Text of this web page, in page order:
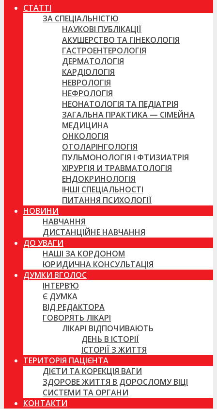
СТАТТІ
ЗА СПЕЦІАЛЬНІСТЮ
НАУКОВІ ПУБЛІКАЦІЇ
АКУШЕРСТВО ТА ГІНЕКОЛОГІЯ
ГАСТРОЕНТЕРОЛОГІЯ
ДЕРМАТОЛОГІЯ
КАРДІОЛОГІЯ
НЕВРОЛОГІЯ
НЕФРОЛОГІЯ
НЕОНАТОЛОГІЯ ТА ПЕДІАТРІЯ
ЗАГАЛЬНА ПРАКТИКА — СІМЕЙНА
МЕДИЦИНА
ОНКОЛОГІЯ
ОТОЛАРІНГОЛОГІЯ
ПУЛЬМОНОЛОГІЯ І ФТИЗИАТРІЯ
ХІРУРГІЯ И ТРАВМАТОЛОГІЯ
ЕНДОКРИНОЛОГІЯ
ІНШІ СПЕЦІАЛЬНОСТІ
ПИТАННЯ ПСИХОЛОГІЇ
НОВИНИ
НАВЧАННЯ
ДИСТАНЦІЙНЕ НАВЧАННЯ
ДО УВАГИ
НАШІ ЗА КОРДОНОМ
ЮРИДИЧНА КОНСУЛЬТАЦІЯ
ДУМКИ ВГОЛОС
ІНТЕРВ’Ю
Є ДУМКА
ВІД РЕДАКТОРА
ГОВОРЯТЬ ЛІКАРІ
ЛІКАРІ ВІДПОЧИВАЮТЬ
ДЕНЬ В ІСТОРІЇ
ІСТОРІЇ З ЖИТТЯ
ТЕРИТОРІЯ ПАЦІЄНТА
ДІЄТИ ТА КОРЕКЦІЯ ВАГИ
ЗДОРОВЕ ЖИТТЯ В ДОРОСЛОМУ ВІЦІ
СИСТЕМИ ТА ОРГАНИ
КОНТАКТИ